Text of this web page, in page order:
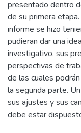
presentado dentro
de su primera
informe se hizo
pudieran dar una
investigativo, sus
perspectivas de
de las cuales
la segunda parte.
sus ajustes y sus
debe estar